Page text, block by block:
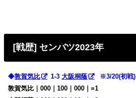
[戦歴] センバツ2023年
◆敦賀気比 1-3大阪桐蔭
※3/20(初戦)
敦賀気比｜000｜100｜000｜=1